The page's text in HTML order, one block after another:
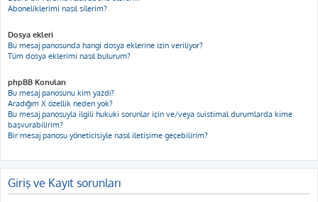
Aboneliklerimi nasıl silerim?
Dosya ekleri
Bu mesaj panosunda hangi dosya eklerine izin veriliyor?
Tüm dosya eklerimi nasıl bulurum?
phpBB Konuları
Bu mesaj panosunu kim yazdı?
Aradığım X özellik neden yok?
Bu mesaj panosuyla ilgili hukuki sorunlar için ve/veya suistimal durumlarda kime
başvurabilirim?
Bir mesaj panosu yöneticisiyle nasıl iletişime geçebilirim?
Giriş ve Kayıt sorunları